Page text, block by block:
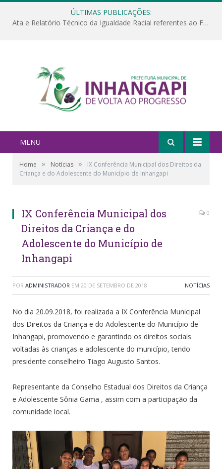
ÚLTIMAS PUBLICAÇÕES:
Ata e Relatório Técnico da Igualdade Racial referentes ao Fórum da Igualdade Racial – 06/11/2025
MENU
Home » Notícias »
IX Conferência Municipal dos Direitos da
Criança e do Adolescente do Município de Inhangapi
IX Conferência Municipal dos
Direitos da Criança e do
Adolescente do Município de
Inhangapi
0
POR ADMINISTRADOR EM 20 DE SETEMBRO DE 2018 NOTÍCIAS
No dia 20.09.2018, foi realizada a IX Conferência Municipal
dos Direitos da Criança e do Adolescente do Município de
Inhangapi, promovendo e garantindo os direitos sociais
voltadas às crianças e adolescente do município, tendo
presidente conselheiro Tiago Augusto Santos.
Representante da Conselho Estadual dos Direitos da Criança
e Adolescente Sônia Gama , assim com a participação da
comunidade local.